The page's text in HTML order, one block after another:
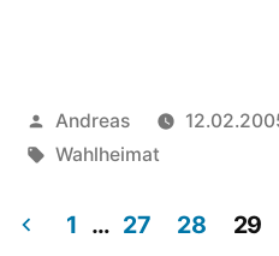
Veröffentlicht
von
Andreas
Schlagwörter:
Wahlheimat
1 … 27 28 29